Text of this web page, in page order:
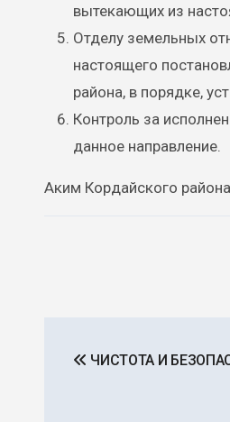
вытекающих из
Отделу земельных
настоящего
района, в порядке,
Контроль за
данное направление.
Аким Кордайского района
по
ЧИСТОТА И